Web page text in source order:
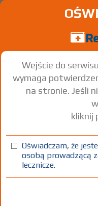
®
Disulfiram
tabl. 500 mg
100%
Wejście do
wymaga
na stronie. Jeśli
kliknij
Oświadczam, że
osobą prowadzącą
lecznicze.